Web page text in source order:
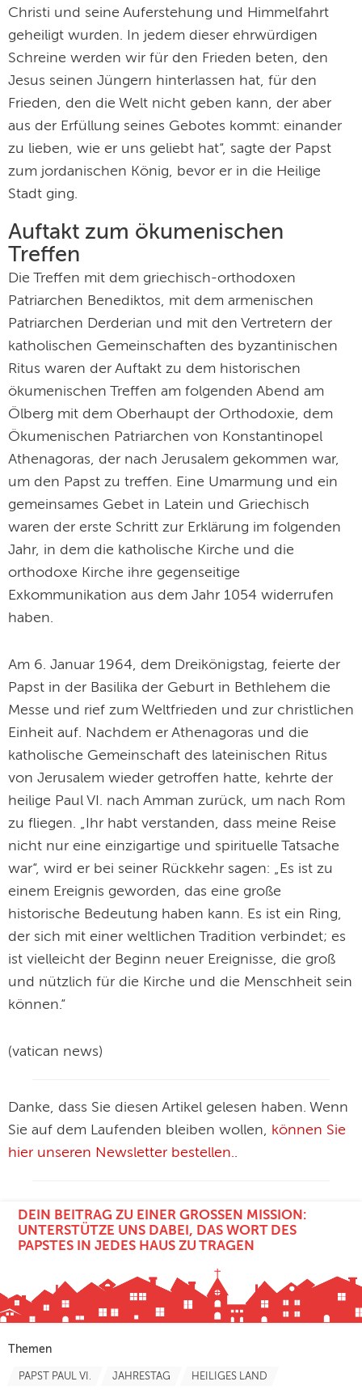
Christi und seine Auferstehung und Himmelfahrt
geheiligt wurden. In jedem dieser ehrwürdigen
Schreine werden wir für den Frieden beten, den
Jesus seinen Jüngern hinterlassen hat, für den
Frieden, den die Welt nicht geben kann, der aber
aus der Erfüllung seines Gebotes kommt: einander
zu lieben, wie er uns geliebt hat“, sagte der Papst
zum jordanischen König, bevor er in die Heilige
Stadt ging.
Auftakt zum ökumenischen
Treffen
Die Treffen mit dem griechisch-orthodoxen
Patriarchen Benediktos, mit dem armenischen
Patriarchen Derderian und mit den Vertretern der
katholischen Gemeinschaften des byzantinischen
Ritus waren der Auftakt zu dem historischen
ökumenischen Treffen am folgenden Abend am
Ölberg mit dem Oberhaupt der Orthodoxie, dem
Ökumenischen Patriarchen von Konstantinopel
Athenagoras, der nach Jerusalem gekommen war,
um den Papst zu treffen. Eine Umarmung und ein
gemeinsames Gebet in Latein und Griechisch
waren der erste Schritt zur Erklärung im folgenden
Jahr, in dem die katholische Kirche und die
orthodoxe Kirche ihre gegenseitige
Exkommunikation aus dem Jahr 1054 widerrufen
haben.
Am 6. Januar 1964, dem Dreikönigstag, feierte der
Papst in der Basilika der Geburt in Bethlehem die
Messe und rief zum Weltfrieden und zur christlichen
Einheit auf. Nachdem er Athenagoras und die
katholische Gemeinschaft des lateinischen Ritus
von Jerusalem wieder getroffen hatte, kehrte der
heilige Paul VI. nach Amman zurück, um nach Rom
zu fliegen. „Ihr habt verstanden, dass meine Reise
nicht nur eine einzigartige und spirituelle Tatsache
war“, wird er bei seiner Rückkehr sagen: „Es ist zu
einem Ereignis geworden, das eine große
historische Bedeutung haben kann. Es ist ein Ring,
der sich mit einer weltlichen Tradition verbindet; es
ist vielleicht der Beginn neuer Ereignisse, die groß
und nützlich für die Kirche und die Menschheit sein
können.“
(vatican news)
Danke, dass Sie diesen Artikel gelesen haben. Wenn
Sie auf dem Laufenden bleiben wollen, können Sie
hier unseren Newsletter bestellen..
DEIN BEITRAG ZU EINER GROSSEN MISSION: U
NTERSTÜTZE UNS DABEI, DAS WORT DES P
APSTES IN JEDES HAUS ZU TRAGEN
Themen
PAPST PAUL VI. JAHRESTAG HEILIGES LAND